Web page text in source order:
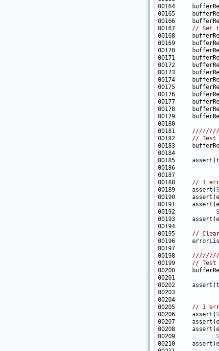
00167 // Set
00177
00178
00180
00181
00182
// Test
00185
00186
00187
00188 // 1
00189     assert(
00190
00191
00192
00193
00195 //
00196
00197
00198
00199
// Test
00202
00203
00204
00205 // 1
00206     assert(
00207
00208
00209
00210